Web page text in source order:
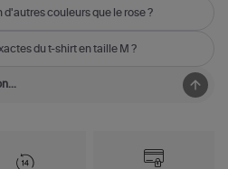
d'autres couleurs que le rose ?
du t-shirt en taille M ?